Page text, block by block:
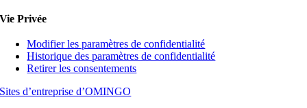
Vie Privée
Modifier les paramètres de confidentialité
Historique des paramètres de confidentialité
Retirer les consentements
Sites d’entreprise d’OMINGO